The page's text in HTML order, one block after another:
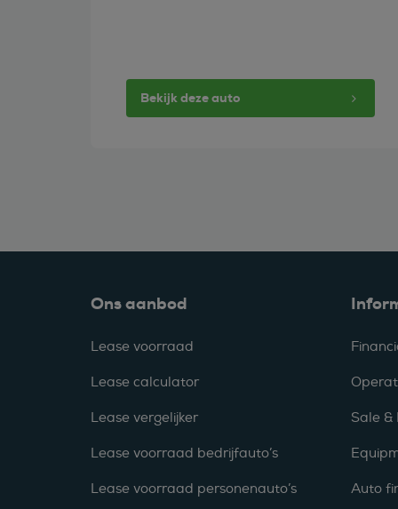
Bekijk deze auto
Ons aanbod
Lease voorraad
Lease calculator
Lease vergelijker
Lease voorraad bedrijfauto’s
Lease voorraad personenauto’s
Sale &
Auto